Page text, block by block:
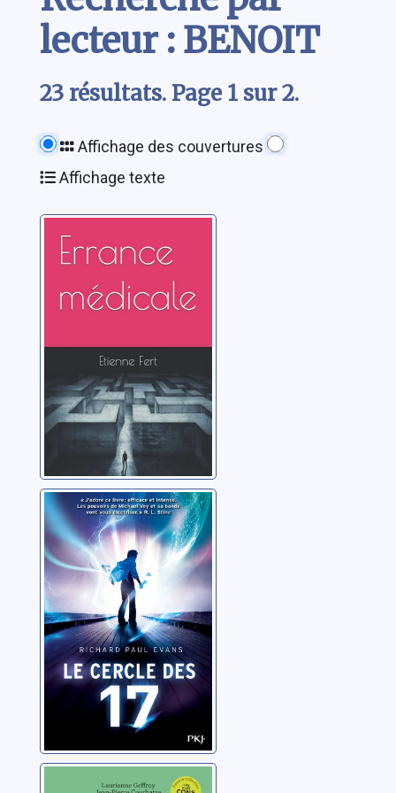
lecteur : BENOIT
23 résultats. Page 1 sur 2.
Affichage des couvertures
Affichage texte
Errance
médicale
Fert, Etienne
Le cercle des 17:
01
Evans, Richard Paul
Les scientifiques